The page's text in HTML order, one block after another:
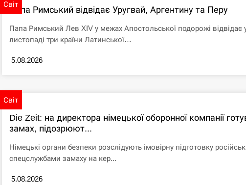
Світ
Папа Римський відвідає Уругвай, Аргентину та Перу
Папа Римський Лев XIV у межах Апостольської подорожі відвідає
листопаді три країни Латинської…
5.08.2026
Світ
Die Zeit: на директора німецької оборонної компанії
замах, підозрюют...
Німецькі органи безпеки розслідують імовірну підготовку
спецслужбами замаху на кер...
5.08.2026